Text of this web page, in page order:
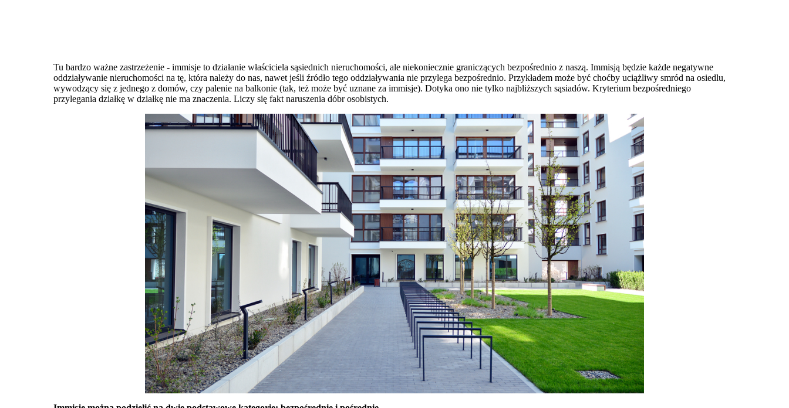
Tu bardzo ważne zastrzeżenie - immisje to działanie właściciela sąsiednich nieruchomości, ale niekoniecznie graniczących bezpośrednio z naszą. Immisją będzie każde negatywne
oddziaływanie nieruchomości na tę, która należy do nas, nawet jeśli źródło tego oddziaływania nie przylega bezpośrednio. Przykładem może być choćby uciążliwy smród na osiedlu,
wywodzący się z jednego z domów, czy palenie na balkonie (tak, też może być uznane za immisje). Dotyka ono nie tylko najbliższych sąsiadów. Kryterium bezpośredniego
przylegania działkę w działkę nie ma znaczenia. Liczy się fakt naruszenia dóbr osobistych.